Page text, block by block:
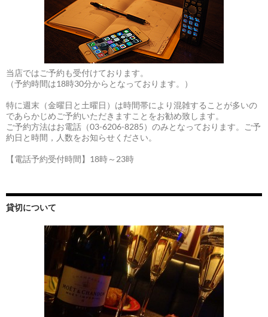
当店ではご予約も受付けております。
（予約時間は18時30分からとなっております。）
特に週末（金曜日と土曜日）は時間帯により混雑することが多いの
であらかじめご予約いただきますことをお勧め致します。
ご予約方法はお電話（03-6206-8285）のみとなっております。ご予
約日と時間，人数をお知らせください。
【電話予約受付時間】18時～23時
貸切について